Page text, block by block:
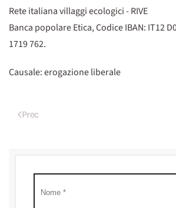
Rete italiana villaggi ecologici - RIVE
Banca popolare Etica, Codice IBAN: IT12
1719 762.
Causale: erogazione liberale
Prec